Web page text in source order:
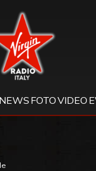
Virgin Radio
FOTOVIDEO